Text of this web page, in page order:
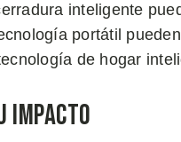
inteligente
portátil
de hogar
Impacto